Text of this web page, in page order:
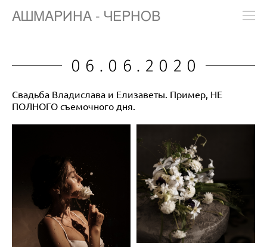
АШМАРИНА - ЧЕРНОВ
06.06.2020
Свадьба Владислава и Елизаветы. Пример, НЕ
ПОЛНОГО съемочного дня.